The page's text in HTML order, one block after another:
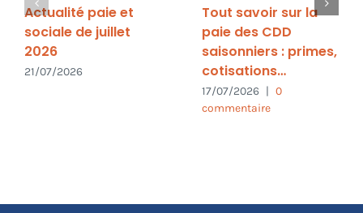
Actualité paie et
sociale de juillet
2026
21/07/2026
Tout savoir sur la
paie des CDD
saisonniers : primes,
cotisations…
17/07/2026 | 0
commentaire